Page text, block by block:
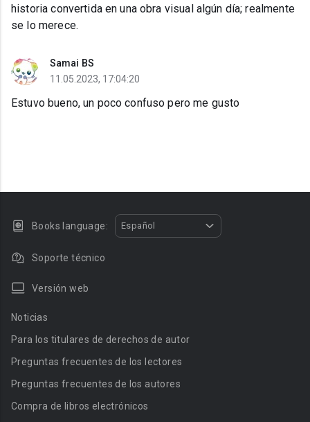
historia convertida en una obra visual algún día; realmente
se lo merece.
Samai BS
11.05.2023, 17:04:20
Estuvo bueno, un poco confuso pero me gusto
Books language: Español
Soporte técnico
Versión web
Noticias
Para los titulares de derechos de autor
Preguntas frecuentes de los lectores
Preguntas frecuentes de los autores
Compra de libros electrónicos